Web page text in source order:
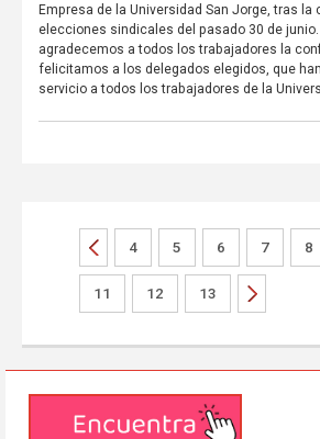
Empresa de la Universidad San Jorge, tras la
elecciones sindicales del pasado 30 de junio.
agradecemos a todos los trabajadores la
felicitamos a los delegados elegidos, que
servicio a todos los trabajadores de la
4 5 6 7 8
11 12 13